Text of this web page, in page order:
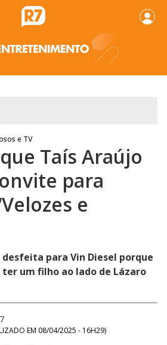
e TV
Taís Araújo
para
e
para Vin Diesel porque
um filho ao lado de Lázaro
EM 08/04/2025 - 16H29)